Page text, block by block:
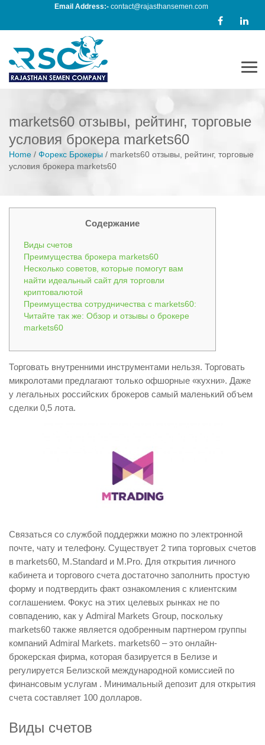
Email Address:- contact@rajasthansemen.com
markets60 отзывы, рейтинг, торговые
условия брокера markets60
Home / Форекс Брокеры / markets60 отзывы, рейтинг, торговые
условия брокера markets60
Содержание
Виды счетов
Преимущества брокера markets60
Несколько советов, которые помогут вам
найти идеальный сайт для торговли
криптовалютой
Преимущества сотрудничества с markets60:
Читайте так же: Обзор и отзывы о брокере
markets60
Торговать внутренними инструментами нельзя. Торговать
микролотами предлагают только офшорные «кухни». Даже
у легальных российских брокеров самый маленький объем
сделки 0,5 лота.
Связаться со службой поддержки можно по электронной
почте, чату и телефону. Существует 2 типа торговых счетов
в markets60, M.Standard и M.Pro. Для открытия личного
кабинета и торгового счета достаточно заполнить простую
форму и подтвердить факт ознакомления с клиентским
соглашением. Фокус на этих целевых рынках не по
совпадению, как у Admiral Markets Group, поскольку
markets60 также является одобренным партнером группы
компаний Admiral Markets. markets60 – это онлайн-
брокерская фирма, которая базируется в Белизе и
регулируется Белизской международной комиссией по
финансовым услугам . Минимальный депозит для открытия
счета составляет 100 долларов.
Виды счетов